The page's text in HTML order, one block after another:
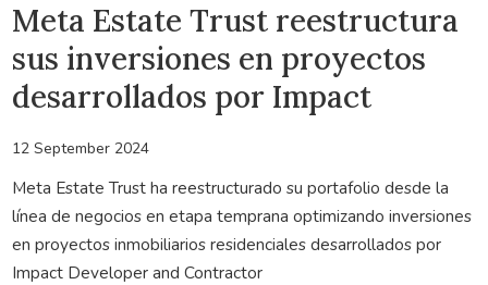
Meta Estate Trust reestructura
sus inversiones en proyectos
desarrollados por Impact
12 September 2024
Meta Estate Trust ha reestructurado su portafolio desde la
línea de negocios en etapa temprana optimizando inversiones
en proyectos inmobiliarios residenciales desarrollados por
Impact Developer and Contractor